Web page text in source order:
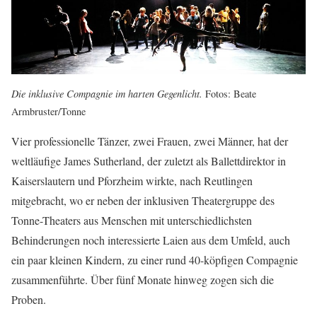
Die inklusive Compagnie im harten Gegenlicht. Fotos: Beate
Armbruster/Tonne
Vier professionelle Tänzer, zwei Frauen, zwei Männer, hat der
weltläufige James Sutherland, der zuletzt als Ballettdirektor in
Kaiserslautern und Pforzheim wirkte, nach Reutlingen
mitgebracht, wo er neben der inklusiven Theatergruppe des
Tonne-Theaters aus Menschen mit unterschiedlichsten
Behinderungen noch interessierte Laien aus dem Umfeld, auch
ein paar kleinen Kindern, zu einer rund 40-köpfigen Compagnie
zusammenführte. Über fünf Monate hinweg zogen sich die
Proben.